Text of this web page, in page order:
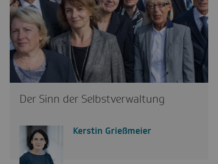
Der Sinn der Selbstverwaltung
Kerstin Grießmeier